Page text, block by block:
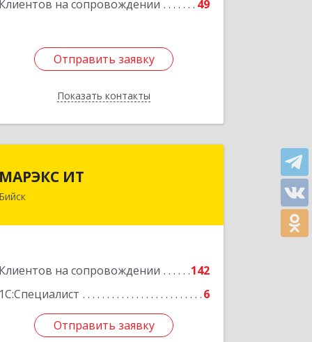
Клиентов на сопровождении 49
Отправить заявку
Показать контакты
Отправить заявку
Назад
МАРЭКС ИТ
Бийск
Клиентов на сопровождении
142
1С:Специалист
6
Отправить заявку
Алтайский край, Бийск г, Разина, дом
Отправить заявку